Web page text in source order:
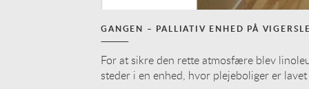
GANGEN – PALLIATIV ENHED PÅ
For at sikre den rette atmosfære blev
steder i en enhed, hvor plejeboliger er